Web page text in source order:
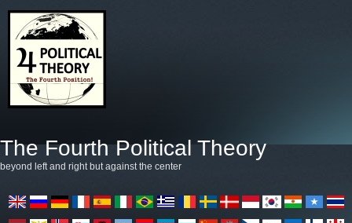
The Fourth Political Theory
beyond left and right but against the center